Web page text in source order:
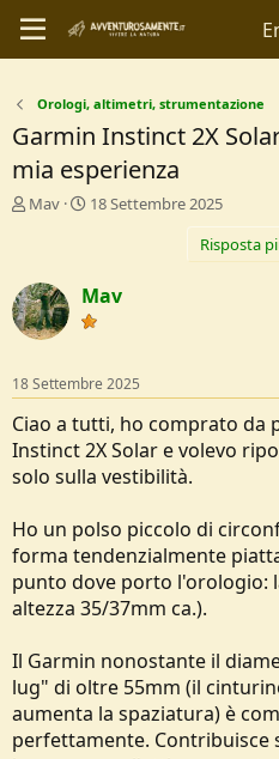
Orologi, altimetri, strumentazione
Garmin Instinct 2X
mia esperienza
C
t
o
r
D
i
s
u
s
i
o
n
e
Mav
D
d
i
I
z
i
o
18 Settembre 2025
Risposta
Mav
18 Settembre 2025
Ciao a tutti, ho comprato da
Instinct 2X Solar e volevo
solo sulla vestibilità.
Ho un polso piccolo di
forma tendenzialmente
punto dove porto l'orologio:
altezza 35/37mm ca.).
Il Garmin nonostante il
lug" di oltre 55mm (il
aumenta la spaziatura) è
perfettamente. Contribuisce